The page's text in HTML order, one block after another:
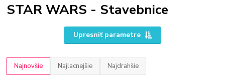
STAR WARS - Stavebnice
Upresniť parametre
Najnovšie Najlacnejšie Najdrahšie